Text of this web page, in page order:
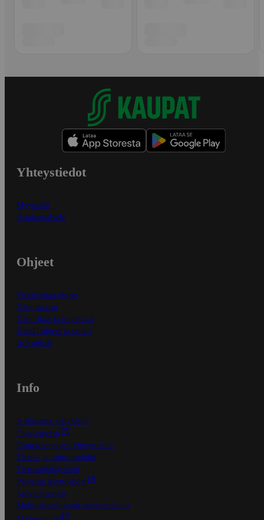
Yhteystiedot
Myymälät
Asiakaspalvelu
Ohjeet
Ensitilaajan ohjeet
Näin maksat
Näin tilaat ja muokkaat
Kaikki ohjeet ja vinkit
In English
Info
S-Business yrityksille
Oiva-raportit
Osuuskauppojen yhteystiedot
Tilaus- ja toimitusehdot
Tietosuojakäytäntö
Palvelun käyttöehdot
Saavutettavuus
Mobiilisovelluksen saavutettavuus